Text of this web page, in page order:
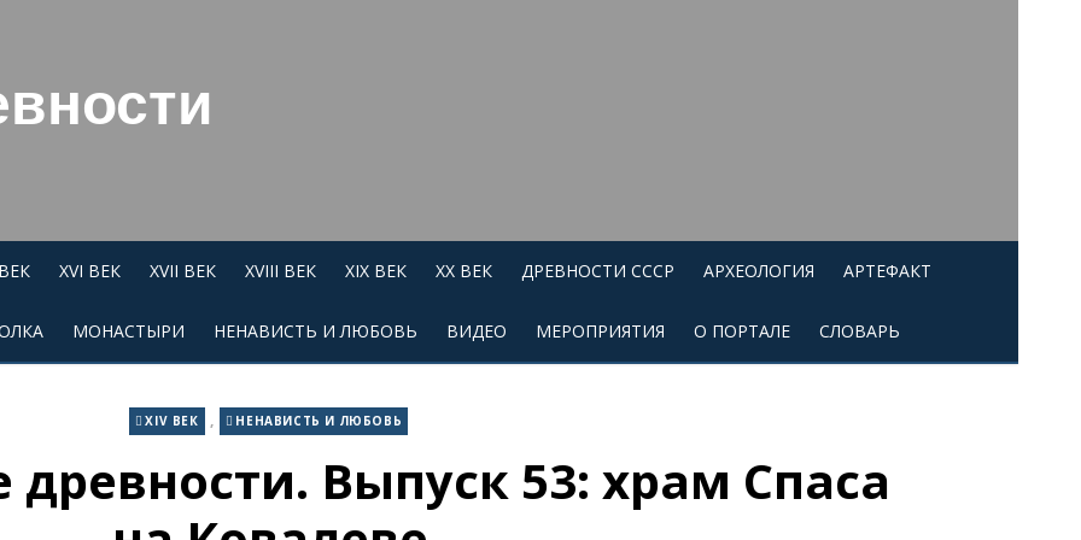
XVI ВЕК XVII ВЕК XVIII ВЕК XIX ВЕК XX ВЕК ДРЕВНОСТИ СССР АРХЕОЛОГИЯ АРТЕФАКТ
МОНАСТЫРИ НЕНАВИСТЬ И ЛЮБОВЬ ВИДЕО МЕРОПРИЯТИЯ О ПОРТАЛЕ СЛОВАРЬ
XIV ВЕК , НЕНАВИСТЬ И ЛЮБОВЬ
древности. Выпуск 53: храм Спаса